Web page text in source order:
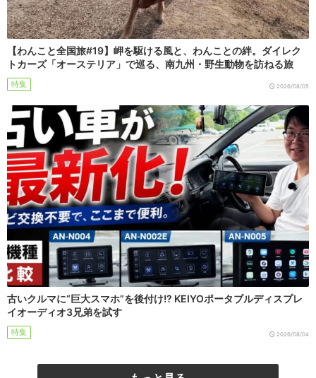
【わんこと全国旅#19】岬を駆ける風と、わんことの絆。ダイレク
トカーズ「オーステリア」で巡る、南九州・野生動物を訪ねる旅
特集 2026/08/05
古いクルマに“巨大スマホ”を後付け!? KEIYOポータブルディスプレ
イオーディオ3兄弟を試す
特集 2026/08/04